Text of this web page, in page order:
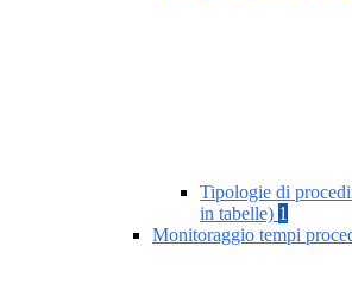
Tipologie di
in tabelle) 1
Monitoraggio tempi